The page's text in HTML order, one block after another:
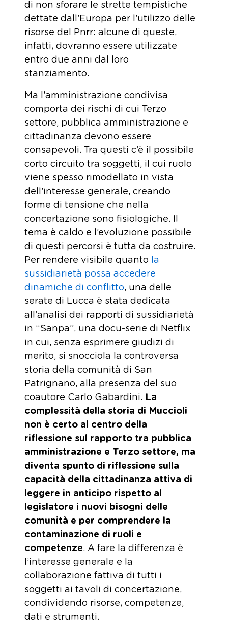
di non sforare le strette tempistiche
dettate dall’Europa per l’utilizzo delle
risorse del Pnrr: alcune di queste,
infatti, dovranno essere utilizzate
entro due anni dal loro
stanziamento.
Ma l’amministrazione condivisa
comporta dei rischi di cui Terzo
settore, pubblica amministrazione e
cittadinanza devono essere
consapevoli. Tra questi c’è il possibile
corto circuito tra soggetti, il cui ruolo
viene spesso rimodellato in vista
dell’interesse generale, creando
forme di tensione che nella
concertazione sono fisiologiche. Il
tema è caldo e l’evoluzione possibile
di questi percorsi è tutta da costruire.
Per rendere visibile quanto la
sussidiarietà possa accedere
dinamiche di conflitto, una delle
serate di Lucca è stata dedicata
all’analisi dei rapporti di sussidiarietà
in “Sanpa”, una docu-serie di Netflix
in cui, senza esprimere giudizi di
merito, si snocciola la controversa
storia della comunità di San
Patrignano, alla presenza del suo
coautore Carlo Gabardini. La
complessità della storia di Muccioli
non è certo al centro della
riflessione sul rapporto tra pubblica
amministrazione e Terzo settore, ma
diventa spunto di riflessione sulla
capacità della cittadinanza attiva di
leggere in anticipo rispetto al
legislatore i nuovi bisogni delle
comunità e per comprendere la
contaminazione di ruoli e
competenze. A fare la differenza è
l’interesse generale e la
collaborazione fattiva di tutti i
soggetti ai tavoli di concertazione,
condividendo risorse, competenze,
dati e strumenti.